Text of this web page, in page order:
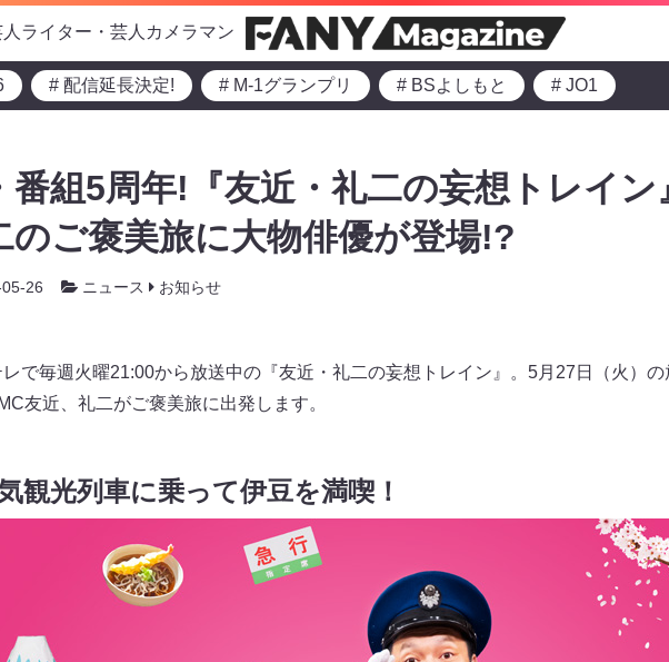
人ライター・芸人カメラマン
# 配信延長決定! # M-1グランプリ # BSよしもと # JO1
番組5周年!『友近・礼二の妄想トレイン
のご褒美旅に大物俳優が登場!?
26 ニュース お知らせ
レで毎週火曜21:00から放送中の『友近・礼二の妄想トレイン』。5月27日（火）
友近、礼二がご褒美旅に出発します。
観光列車に乗って伊豆を満喫！